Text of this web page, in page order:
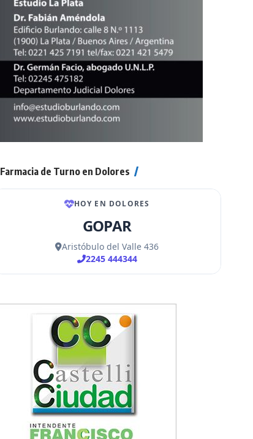
Farmacia de Turno en Dolores